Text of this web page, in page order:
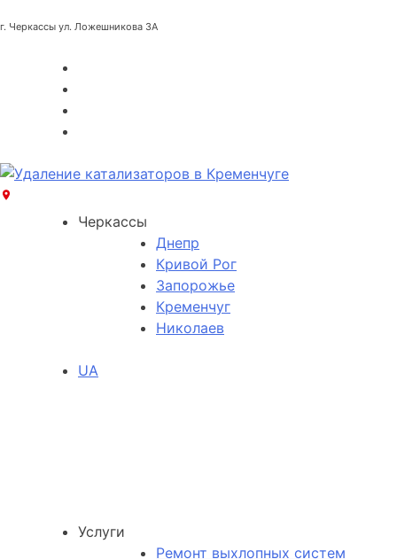
г. Черкассы ул. Ложешникова 3А
Черкассы
Днепр
Кривой Рог
Запорожье
Кременчуг
Николаев
UA
Услуги
Ремонт выхлопных систем